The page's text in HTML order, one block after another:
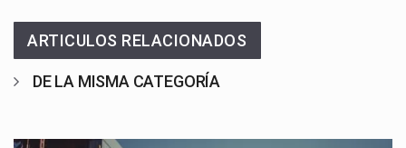
ARTICULOS RELACIONADOS
DE LA MISMA CATEGORÍA